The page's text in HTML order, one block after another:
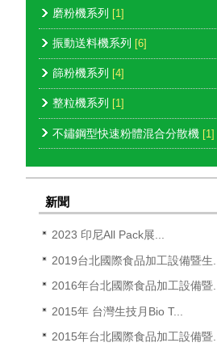
磨粉機系列 [1]
振動送料機系列 [6]
篩粉機系列 [4]
整粒機系列 [1]
不鏽鋼型快速粉體混合分散機 [1]
新聞
2023 印尼All Pack展...
2019台北國際食品加工設備暨生...
2016年台北國際食品加工設備暨...
2015年 台灣生技月Bio T...
2015年台北國際食品加工設備暨...